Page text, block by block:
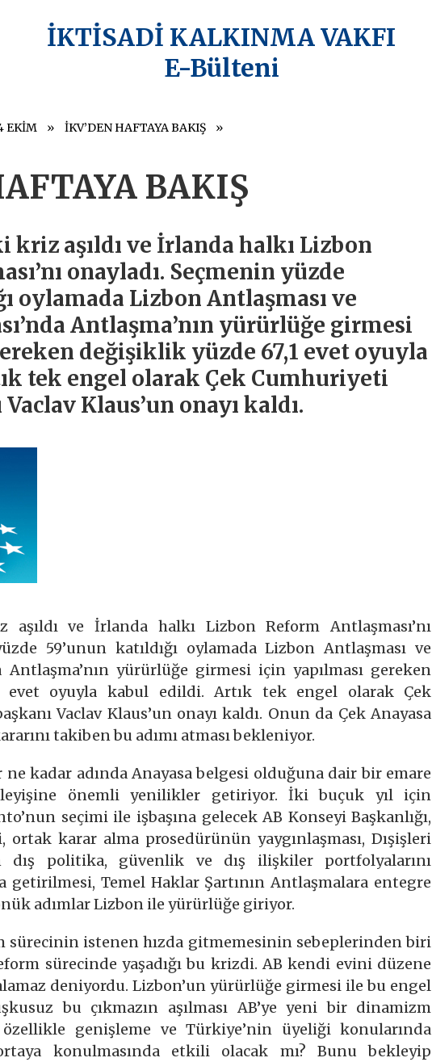
İKTİSADİ KALKINMA VAKFI
E-Bülteni
EKİM İKV’DEN HAFTAYA BAKIŞ
BAKIŞ
kriz aşıldı ve İrlanda halkı Lizbon
onayladı. Seçmenin yüzde
oylamada Lizbon Antlaşması ve
Antlaşma’nın yürürlüğe girmesi
değişiklik yüzde 67,1 evet oyuyla
tek engel olarak Çek Cumhuriyeti
Klaus’un onayı kaldı.
aşıldı ve İrlanda halkı Lizbon Reform Antlaşması’nı
59’unun katıldığı oylamada Lizbon Antlaşması ve
Antlaşma’nın yürürlüğe girmesi için yapılması gereken
evet oyuyla kabul edildi. Artık tek engel olarak Çek
Vaclav Klaus’un onayı kaldı. Onun da Çek Anayasa
takiben bu adımı atması bekleniyor.
ne kadar adında Anayasa belgesi olduğuna dair bir emare
önemli yenilikler getiriyor. İki buçuk yıl için
seçimi ile işbaşına gelecek AB Konseyi Başkanlığı,
karar alma prosedürünün yaygınlaşması, Dışişleri
dış politika, güvenlik ve dış ilişkiler portfolyalarını
Temel Haklar Şartının Antlaşmalara entegre
adımlar Lizbon ile yürürlüğe giriyor.
sürecinin istenen hızda gitmemesinin sebeplerinden biri
sürecinde yaşadığı bu krizdi. AB kendi evini düzene
deniyordu. Lizbon’un yürürlüğe girmesi ile bu engel
bu çıkmazın aşılması AB’ye yeni bir dinamizm
özellikle genişleme ve Türkiye’nin üyeliği konularında
konulmasında etkili olacak mı? Bunu bekleyip